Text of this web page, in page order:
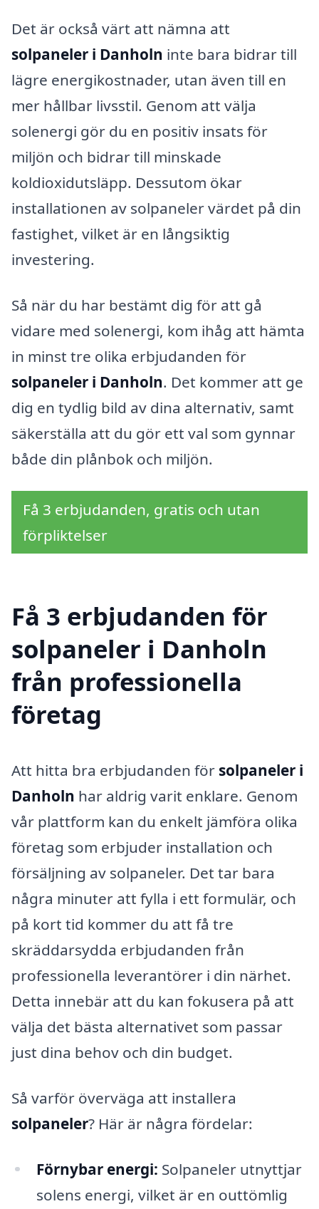
Det är också värt att nämna att
solpaneler i Danholn inte bara bidrar till
lägre energikostnader, utan även till en
mer hållbar livsstil. Genom att välja
solenergi gör du en positiv insats för
miljön och bidrar till minskade
koldioxidutsläpp. Dessutom ökar
installationen av solpaneler värdet på din
fastighet, vilket är en långsiktig
investering.
Så när du har bestämt dig för att gå
vidare med solenergi, kom ihåg att hämta
in minst tre olika erbjudanden för
solpaneler i Danholn. Det kommer att ge
dig en tydlig bild av dina alternativ, samt
säkerställa att du gör ett val som gynnar
både din plånbok och miljön.
Få 3 erbjudanden, gratis och utan
förpliktelser
Få 3 erbjudanden för
solpaneler i Danholn
från professionella
företag
Att hitta bra erbjudanden för solpaneler i
Danholn har aldrig varit enklare. Genom
vår plattform kan du enkelt jämföra olika
företag som erbjuder installation och
försäljning av solpaneler. Det tar bara
några minuter att fylla i ett formulär, och
på kort tid kommer du att få tre
skräddarsydda erbjudanden från
professionella leverantörer i din närhet.
Detta innebär att du kan fokusera på att
välja det bästa alternativet som passar
just dina behov och din budget.
Så varför överväga att installera
solpaneler? Här är några fördelar:
Förnybar energi: Solpaneler utnyttjar
solens energi, vilket är en outtömlig